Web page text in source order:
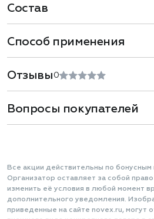
Состав
Способ применения
Отзывы 0
Вопросы покупателей
Все акции действительны по бонусным
Организатор оставляет за собой
изменить её условия в любой момент
дополнительного уведомления.
приведенные на сайте novex.ru, могут